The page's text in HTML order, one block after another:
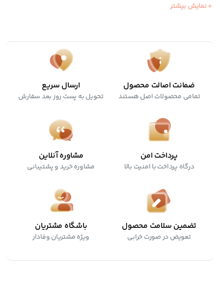
ضد حساسیت
+ نمایش بیشتر
ضمانت اصالت محصول
تمامی محصولات اصل هستند
ارسال سریع
تحویل به پست روز بعد سفارش
پرداخت امن
درگاه پرداخت با امنیت بالا
مشاوره آنلاین
مشاوره خرید و پشتیبانی
تضمین سلامت محصول
تعویض در صورت خرابی
باشگاه مشتریان
ویژه مشتریان وفادار